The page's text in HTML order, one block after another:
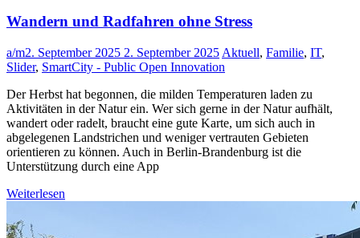
Wandern und Radfahren ohne Stress
a/m2. September 2025 2. September 2025 Aktuell, Familie, IT,
Slider, SmartCity - Public Open Innovation
Der Herbst hat begonnen, die milden Temperaturen laden zu
Aktivitäten in der Natur ein. Wer sich gerne in der Natur aufhält,
wandert oder radelt, braucht eine gute Karte, um sich auch in
abgelegenen Landstrichen und weniger vertrauten Gebieten
orientieren zu können. Auch in Berlin-Brandenburg ist die
Unterstützung durch eine App
Weiterlesen